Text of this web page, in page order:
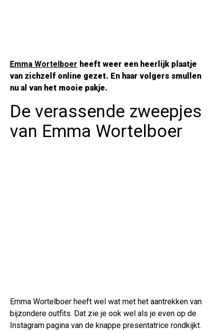
Emma Wortelboer heeft weer een heerlijk plaatje
van zichzelf online gezet. En haar volgers smullen
nu al van het mooie pakje.
De verassende zweepjes
van Emma Wortelboer
Emma Wortelboer heeft wel wat met het aantrekken van
bijzondere outfits. Dat zie je ook wel als je even op de
Instagram pagina van de knappe presentatrice rondkijkt.